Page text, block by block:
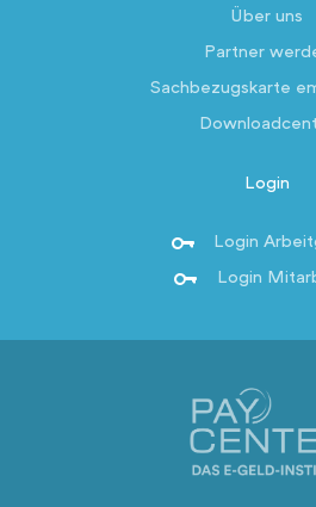
Über uns
Partner
Sachbezugskarte
Login
Login
Login